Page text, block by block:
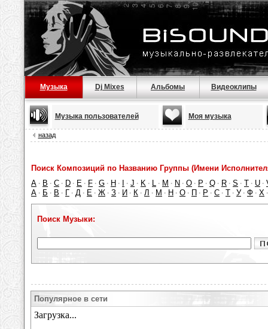
Музыка Dj Mixes Альбомы Видеоклипы
Музыка пользователей Моя музыка
назад
Поиск Композиций по Названию Группы (Имени
A · B · C · D · E · F · G · H · · J · K · L · M · N · O · P · Q · R · S · T · U ·
А · Б · В · Г · Д · Е · Ж · З · И · К · Л · М · Н · О · П · Р · С · Т · У · Ф · Х
Поиск Музыки:
Популярное в сети